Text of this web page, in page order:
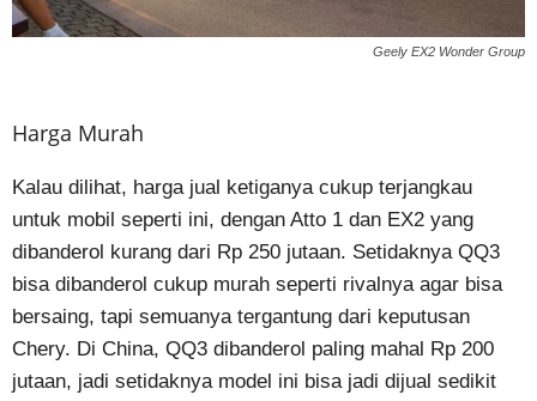
Geely EX2 Wonder Group
Harga Murah
Kalau dilihat, harga jual ketiganya cukup terjangkau
untuk mobil seperti ini, dengan Atto 1 dan EX2 yang
dibanderol kurang dari Rp 250 jutaan. Setidaknya QQ3
bisa dibanderol cukup murah seperti rivalnya agar bisa
bersaing, tapi semuanya tergantung dari keputusan
Chery. Di China, QQ3 dibanderol paling mahal Rp 200
jutaan, jadi setidaknya model ini bisa jadi dijual sedikit